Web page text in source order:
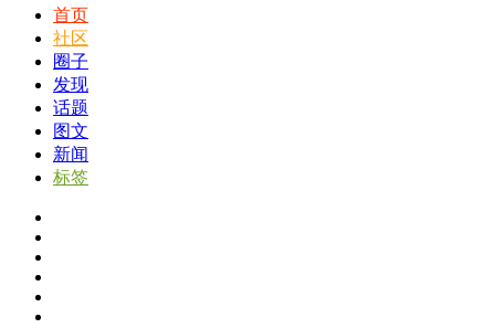
首页
社区
圈子
发现
话题
图文
新闻
标签